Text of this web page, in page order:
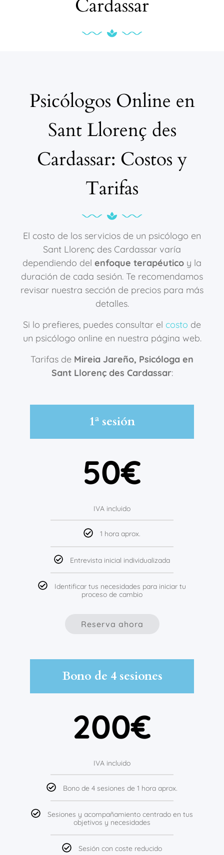
Cardassar
Psicólogos Online en
Sant Llorenç des
Cardassar: Costos y
Tarifas
El costo de los servicios de un psicólogo en
Sant Llorenç des Cardassar varía
dependiendo del enfoque terapéutico y la
duración de cada sesión. Te recomendamos
revisar nuestra sección de precios para más
detalles.
Si lo prefieres, puedes consultar el costo de
un psicólogo online en nuestra página web.
Tarifas de Mireia Jareño, Psicóloga en
Sant Llorenç des Cardassar:
1ª sesión
50€
IVA incluido
1 hora aprox.
Entrevista inicial individualizada
Identificar tus necesidades para iniciar tu
proceso de cambio
Reserva ahora
Bono de 4 sesiones
200€
IVA incluido
Bono de 4 sesiones de 1 hora aprox.
Sesiones y acompañamiento centrado en tus
objetivos y necesidades
Sesión con coste reducido